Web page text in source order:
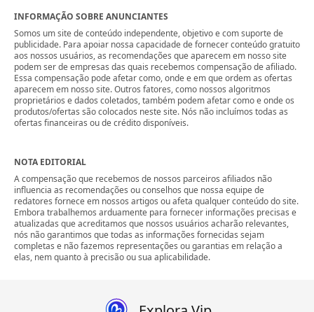
INFORMAÇÃO SOBRE ANUNCIANTES
Somos um site de conteúdo independente, objetivo e com suporte de
publicidade. Para apoiar nossa capacidade de fornecer conteúdo gratuito
aos nossos usuários, as recomendações que aparecem em nosso site
podem ser de empresas das quais recebemos compensação de afiliado.
Essa compensação pode afetar como, onde e em que ordem as ofertas
aparecem em nosso site. Outros fatores, como nossos algoritmos
proprietários e dados coletados, também podem afetar como e onde os
produtos/ofertas são colocados neste site. Nós não incluímos todas as
ofertas financeiras ou de crédito disponíveis.
NOTA EDITORIAL
A compensação que recebemos de nossos parceiros afiliados não
influencia as recomendações ou conselhos que nossa equipe de
redatores fornece em nossos artigos ou afeta qualquer conteúdo do site.
Embora trabalhemos arduamente para fornecer informações precisas e
atualizadas que acreditamos que nossos usuários acharão relevantes,
nós não garantimos que todas as informações fornecidas sejam
completas e não fazemos representações ou garantias em relação a
elas, nem quanto à precisão ou sua aplicabilidade.